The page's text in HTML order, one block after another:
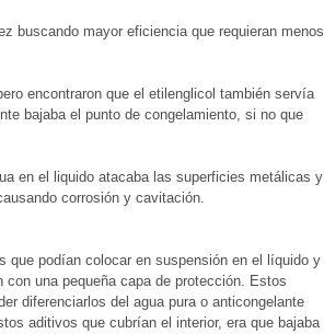
buscando mayor eficiencia que requieran menos
encontraron que el etilenglicol también servía
bajaba el punto de congelamiento, si no que
en el liquido atacaba las superficies metálicas y
corrosión y cavitación.
que podían colocar en suspensión en el líquido y
una pequeña capa de protección. Estos
diferenciarlos del agua pura o anticongelante
aditivos que cubrían el interior, era que bajaba